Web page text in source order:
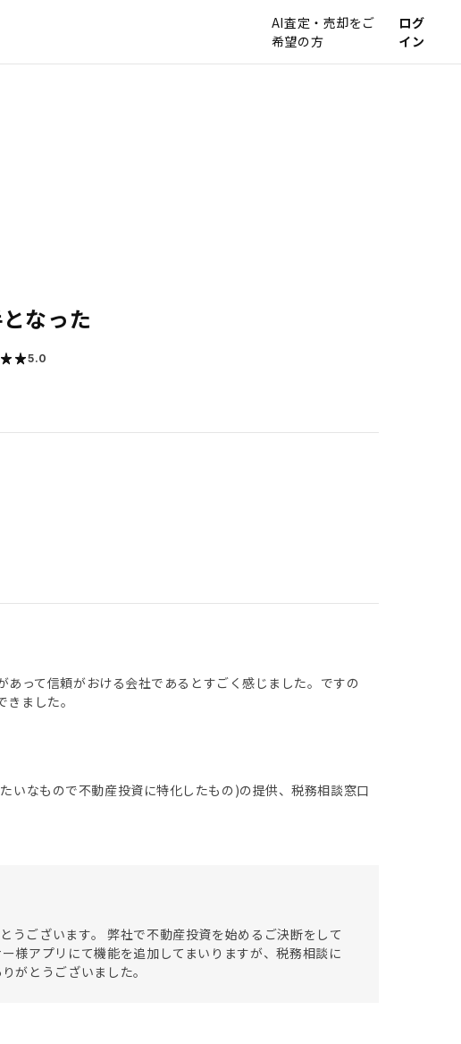
AI査定・売却をご
希望の方
ログ
イン
なった
5.0
って信頼がおける会社であるとすごく感じました。ですの
ました。
いなもので不動産投資に特化したもの)の提供、税務相談窓口
うございます。 弊社で不動産投資を始めるご決断をして
様アプリにて機能を追加してまいりますが、税務相談に
がとうございました。